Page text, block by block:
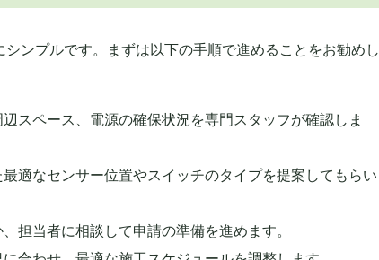
ンプルです。まずは以下の手順で進めることをお勧めし
辺スペース、電源の確保状況を専門スタッフが確認しま
適なセンサー位置やスイッチのタイプを提案してもらい
担当者に相談して申請の準備を進めます。